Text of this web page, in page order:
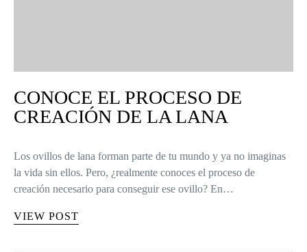
CONOCE EL PROCESO DE
CREACIÓN DE LA LANA
Los ovillos de lana forman parte de tu mundo y ya no imaginas
la vida sin ellos. Pero, ¿realmente conoces el proceso de
creación necesario para conseguir ese ovillo? En…
VIEW POST